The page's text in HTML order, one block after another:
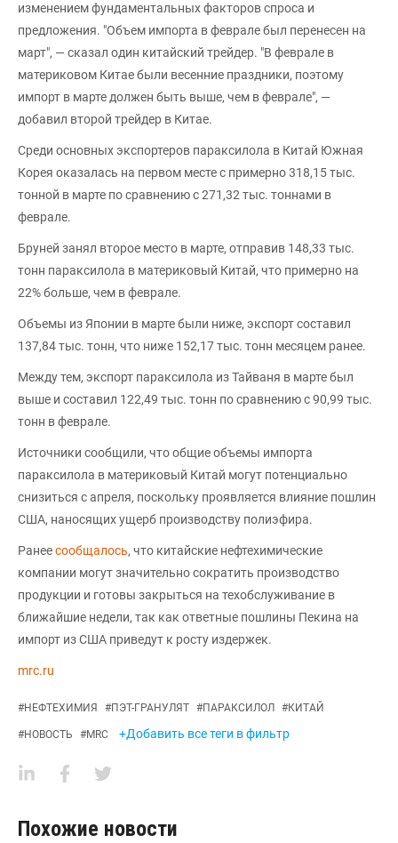
изменением фундаментальных факторов спроса и
предложения. "Объем импорта в феврале был перенесен на
март", — сказал один китайский трейдер. "В феврале в
материковом Китае были весенние праздники, поэтому
импорт в марте должен быть выше, чем в феврале", —
добавил второй трейдер в Китае.
Среди основных экспортеров параксилола в Китай Южная
Корея оказалась на первом месте с примерно 318,15 тыс.
тонной в марте по сравнению с 271,32 тыс. тоннами в
феврале.
Бруней занял второе место в марте, отправив 148,33 тыс.
тонн параксилола в материковый Китай, что примерно на
22% больше, чем в феврале.
Объемы из Японии в марте были ниже, экспорт составил
137,84 тыс. тонн, что ниже 152,17 тыс. тонн месяцем ранее.
Между тем, экспорт параксилола из Тайваня в марте был
выше и составил 122,49 тыс. тонн по сравнению с 90,99 тыс.
тонн в феврале.
Источники сообщили, что общие объемы импорта
параксилола в материковый Китай могут потенциально
снизиться с апреля, поскольку проявляется влияние пошлин
США, наносящих ущерб производству полиэфира.
Ранеесообщалось, что китайские нефтехимические
компании могут значительно сократить производство
продукции и готовы закрыться на техобслуживание в
ближайшие недели, так как ответные пошлины Пекина на
импорт из США приведут к росту издержек.
mrc.ru
#НЕФТЕХИМИЯ #ПЭТ-ГРАНУЛЯТ #ПАРАКСИЛОЛ #КИТАЙ
#НОВОСТЬ #MRC +Добавить все теги в фильтр
Похожие новости